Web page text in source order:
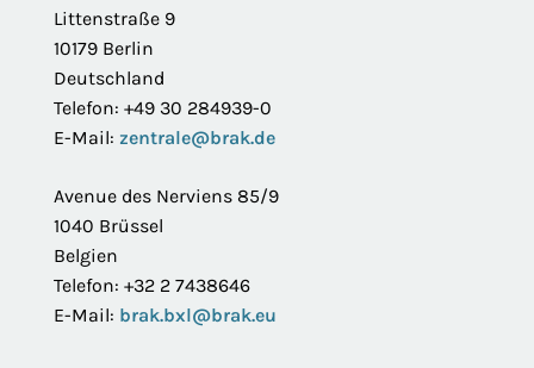
Littenstraße 9
10179 Berlin
Deutschland
Telefon: +49 30 284939-0
E-Mail: zentrale@brak.de
Avenue des Nerviens 85/9
1040 Brüssel
Belgien
Telefon: +32 2 7438646
E-Mail: brak.bxl@brak.eu